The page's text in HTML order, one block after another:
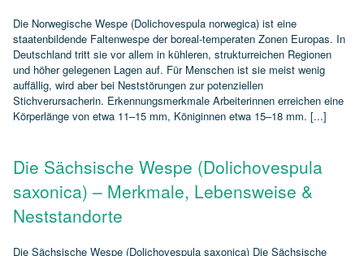
Die Norwegische Wespe (Dolichovespula norwegica) ist eine
staatenbildende Faltenwespe der boreal‑temperaten Zonen Europas. In
Deutschland tritt sie vor allem in kühleren, strukturreichen Regionen
und höher gelegenen Lagen auf. Für Menschen ist sie meist wenig
auffällig, wird aber bei Neststörungen zur potenziellen
Stichverursacherin. Erkennungsmerkmale Arbeiterinnen erreichen eine
Körperlänge von etwa 11–15 mm, Königinnen etwa 15–18 mm. [...]
Die Sächsische Wespe (Dolichovespula
saxonica) – Merkmale, Lebensweise &
Neststandorte
Die Sächsische Wespe (Dolichovespula saxonica) Die Sächsische